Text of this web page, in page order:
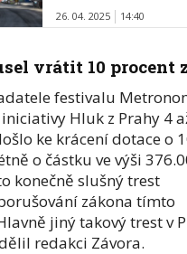
26. 04. 2025 14:40
vrátit 10 procent
festivalu
Hluk z Prahy 4
ke krácení dotace o
o částku ve výši
konečně slušný trest
zákona tímto
jiný takový trest v
redakci Závora.